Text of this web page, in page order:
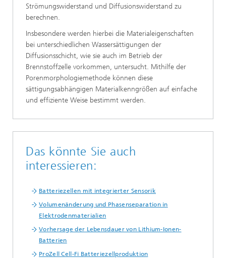
Strömungswiderstand und Diffusionswiderstand zu
berechnen.
Insbesondere werden hierbei die Materialeigenschaften
bei unterschiedlichen Wassersättigungen der
Diffusionsschicht, wie sie auch im Betrieb der
Brennstoffzelle vorkommen, untersucht. Mithilfe der
Porenmorphologiemethode können diese
sättigungsabhängigen Materialkenngrößen auf einfache
und effiziente Weise bestimmt werden.
Das könnte Sie auch
interessieren:
Batteriezellen mit integrierter Sensorik
Volumenänderung und Phasenseparation in
Elektrodenmaterialien
Vorhersage der Lebensdauer von Lithium-Ionen-
Batterien
ProZell Cell-Fi Batteriezellproduktion